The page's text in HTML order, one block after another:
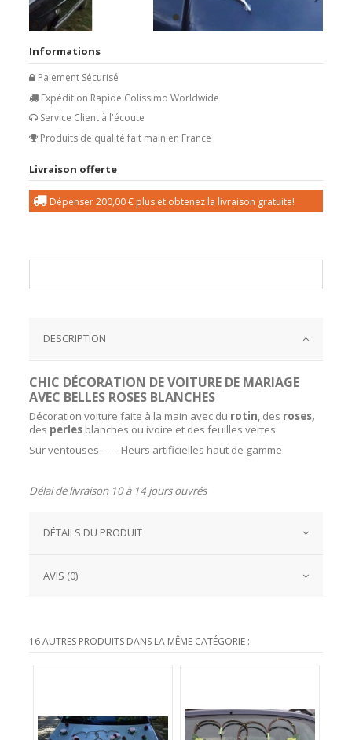
Informations
Paiement Sécurisé
Expédition Rapide Colissimo Worldwide
Service Client à l'écoute
Produits de qualité fait main en France
Livraison offerte
Dépenser200,00 € plus et obtenez la livraison gratuite!
DESCRIPTION
CHIC DÉCORATION DE VOITURE DE MARIAGE
AVEC BELLES ROSES BLANCHES
Décoration voiture faite à la main avec du rotin , des roses,
des perles blanches ou ivoire et des feuilles vertes
Sur ventouses ---- Fleurs artificielles haut de gamme
Délai de livraison 10 à 14 jours ouvrés
DÉTAILS DU PRODUIT
AVIS (0)
16 AUTRES PRODUITS DANS LA MÊME CATÉGORIE :